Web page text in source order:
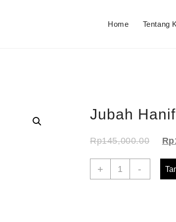
Home Tentang
Jubah
Rp145,000.00 Rp
+
Kuantitas-